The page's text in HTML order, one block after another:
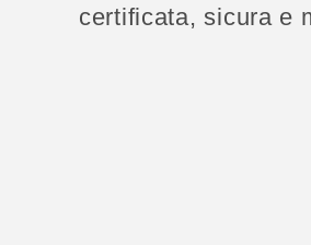
i
certificata, sicura e